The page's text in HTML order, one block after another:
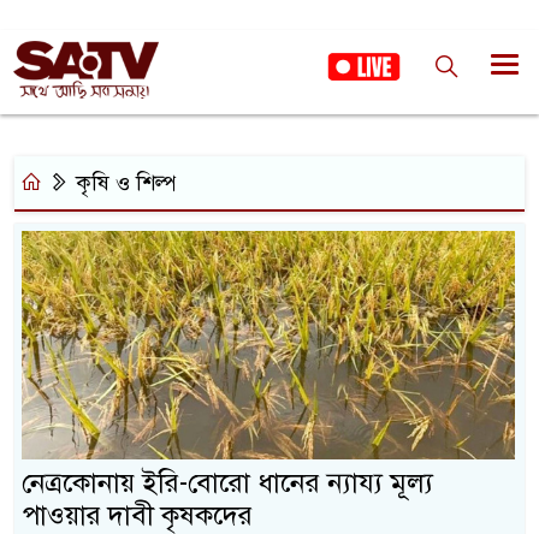
কৃষি ও শিল্প
নেত্রকোনায় ইরি-বোরো ধানের ন্যায্য মূল্য
পাওয়ার দাবী কৃষকদের